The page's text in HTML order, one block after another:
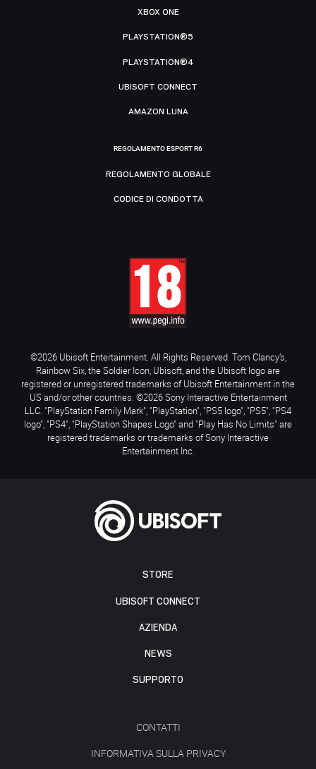
STORE
UBISOFT CONNECT
AZIENDA
NEWS
SUPPORTO
CONTATTI
INFORMATIVA SULLA PRIVACY
XBOX ONE
PLAYSTATION®5
PLAYSTATION®4
UBISOFT CONNECT
AMAZON LUNA
REGOLAMENTO ESPORT R6
REGOLAMENTO GLOBALE
CODICE DI CONDOTTA
©2026 Ubisoft Entertainment. All Rights Reserved. Tom Clancy’s,
Rainbow Six, the Soldier Icon, Ubisoft, and the Ubisoft logo are
registered or unregistered trademarks of Ubisoft Entertainment in the
US and/or other countries. ©2026 Sony Interactive Entertainment
LLC. "PlayStation Family Mark", "PlayStation", "PS5 logo", "PS5", "PS4
logo", "PS4", "PlayStation Shapes Logo" and "Play Has No Limits" are
registered trademarks or trademarks of Sony Interactive
Entertainment Inc.